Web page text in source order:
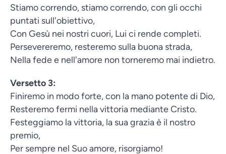
Stiamo correndo, stiamo correndo, con gli occhi
puntati sull'obiettivo,
Con Gesù nei nostri cuori, Lui ci rende completi.
Persevereremo, resteremo sulla buona strada,
Nella fede e nell'amore non torneremo mai indietro.
Versetto 3:
Finiremo in modo forte, con la mano potente di Dio,
Resteremo fermi nella vittoria mediante Cristo.
Festeggiamo la vittoria, la sua grazia è il nostro
premio,
Per sempre nel Suo amore, risorgiamo!